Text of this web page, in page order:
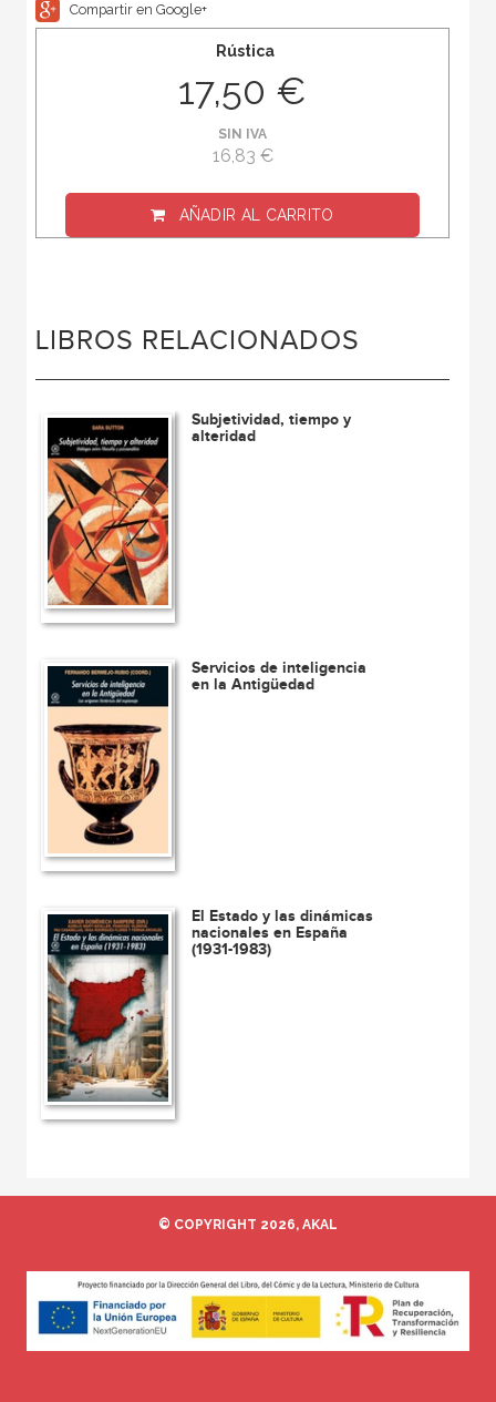
Compartir en Google+
Rústica
17,50 €
SIN IVA
16,83 €
AÑADIR AL CARRITO
LIBROS RELACIONADOS
Subjetividad, tiempo y
alteridad
Servicios de inteligencia
en la Antigüedad
El Estado y las dinámicas
nacionales en España
(1931-1983)
© COPYRIGHT 2026, AKAL